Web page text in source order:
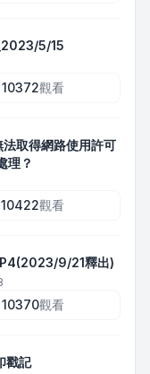
5/15
10372觀看
取得網路使用許可
理？
10422觀看
9/21釋出)
10370觀看
戳記